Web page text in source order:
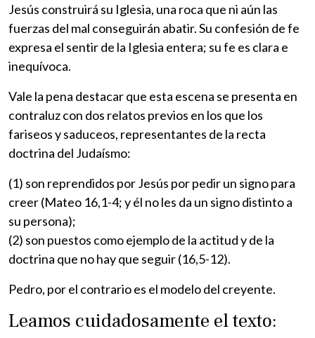
Jesús construirá su Iglesia, una roca que ni aún las
fuerzas del mal conseguirán abatir. Su confesión de fe
expresa el sentir de la Iglesia entera; su fe es clara e
inequívoca.
Vale la pena destacar que esta escena se presenta en
contraluz con dos relatos previos en los que los
fariseos y saduceos, representantes de la recta
doctrina del Judaísmo:
(1) son reprendidos por Jesús por pedir un signo para
creer (Mateo 16,1-4; y él no les da un signo distinto a
su persona);
(2) son puestos como ejemplo de la actitud y de la
doctrina que no hay que seguir (16,5-12).
Pedro, por el contrario es el modelo del creyente.
Leamos cuidadosamente el texto: